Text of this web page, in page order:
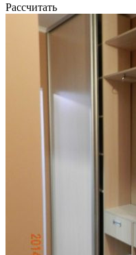
Рассчитать